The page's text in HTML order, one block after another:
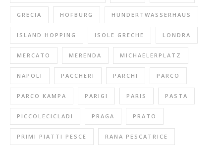
GRECIA HOFBURG HUNDERTWASSERHAUS
ISLAND HOPPING ISOLE GRECHE LONDRA
MERCATO MERENDA MICHAELERPLATZ
NAPOLI PACCHERI PARCHI PARCO
PARCO KAMPA PARIGI PARIS PASTA
PICCOLECICLADI PRAGA PRATO
PRIMI PIATTI PESCE RANA PESCATRICE